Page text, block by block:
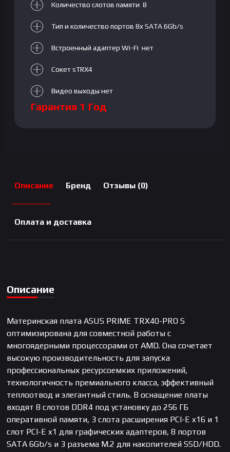
Количество слотов памяти 8
Тип и количество портов 8x SATA 6Gb/s
Встроенный адаптер Wi-Fi нет
Сокет sTRX4
Видео выходы нет
Гарантия 1 Год
Описание Бренд Отзывы (0)
Оплата и доставка
Описание
Материнская плата ASUS PRIME TRX40-PRO S
оптимизирована для совместной работы с
многоядерными процессорами от AMD. Она сочетает
высокую производительность для запуска
профессиональных ресурсоемких приложений,
технологичность премиального класса, эффективный
теплоотвод и элегантный стиль. В оснащение платы
входят 8 слотов DDR4 под установку до 256 ГБ
оперативной памяти, 3 слота расширения PCI-E x16 и 1
слот PCI-E x1 для графических адаптеров, 8 портов
SATA 6Gb/s и 3 разъема M.2 для накопителей SSD/HDD.